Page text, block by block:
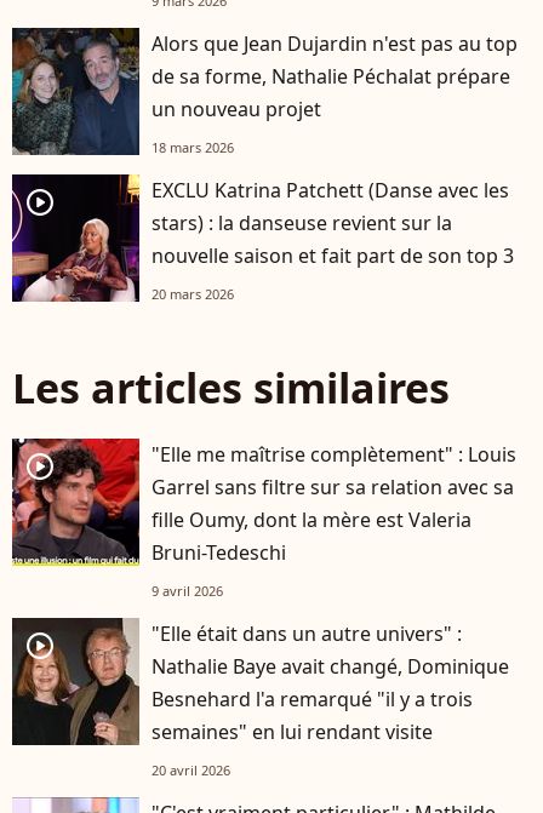
Alors que Jean Dujardin n'est pas au top
de sa forme, Nathalie Péchalat prépare
un nouveau projet
18 mars 2026
player2
EXCLU Katrina Patchett (Danse avec les
stars) : la danseuse revient sur la
nouvelle saison et fait part de son top 3
20 mars 2026
Les articles similaires
player2
"Elle me maîtrise complètement" : Louis
Garrel sans filtre sur sa relation avec sa
fille Oumy, dont la mère est Valeria
Bruni-Tedeschi
9 avril 2026
player2
"Elle était dans un autre univers" :
Nathalie Baye avait changé, Dominique
Besnehard l'a remarqué "il y a trois
semaines" en lui rendant visite
20 avril 2026